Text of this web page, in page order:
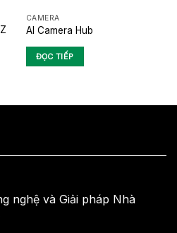
CAMERA
AI Camera Hub
ĐỌC TIẾP
nghệ và Giải pháp Nhà